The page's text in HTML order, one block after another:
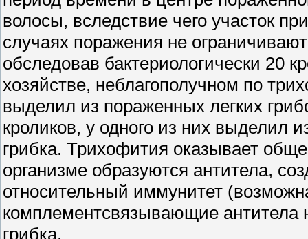
волосы, вследствие чего участок
случаях поражения не
обследовав бактериологически 20
хозяйстве, неблагополучном по
выделил из пораженных легких
кроликов, у одного из них выделил
грибка. Трихофития оказывает
организме образуются антитела,
относительный иммунитет
комплементсвязывающие антитела
грибка.